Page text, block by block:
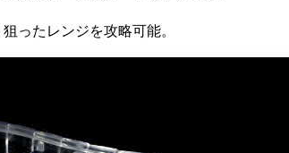
ったレンジを攻略可能。